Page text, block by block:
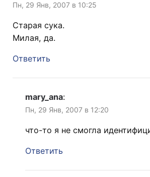
Пн, 29 Янв, 2007 в 10:25
Старая сука.
Милая, да.
Ответить
mary_ana:
Пн, 29 Янв, 2007 в 12:20
что-то я не смогла
Ответить